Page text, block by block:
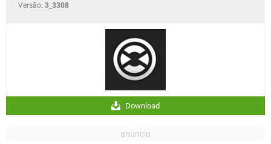
Versão: 3_3308
Download